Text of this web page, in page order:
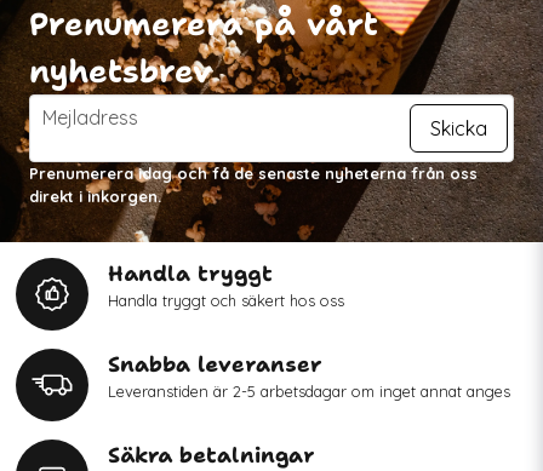
Prenumerera på vårt
nyhetsbrev
email
Mejladress Skicka
Prenumerera idag och få de senaste nyheterna från oss
direkt i inkorgen.
Handla tryggt
Handla tryggt och säkert hos oss
Snabba leveranser
Leveranstiden är 2-5 arbetsdagar om inget annat anges
Säkra betalningar